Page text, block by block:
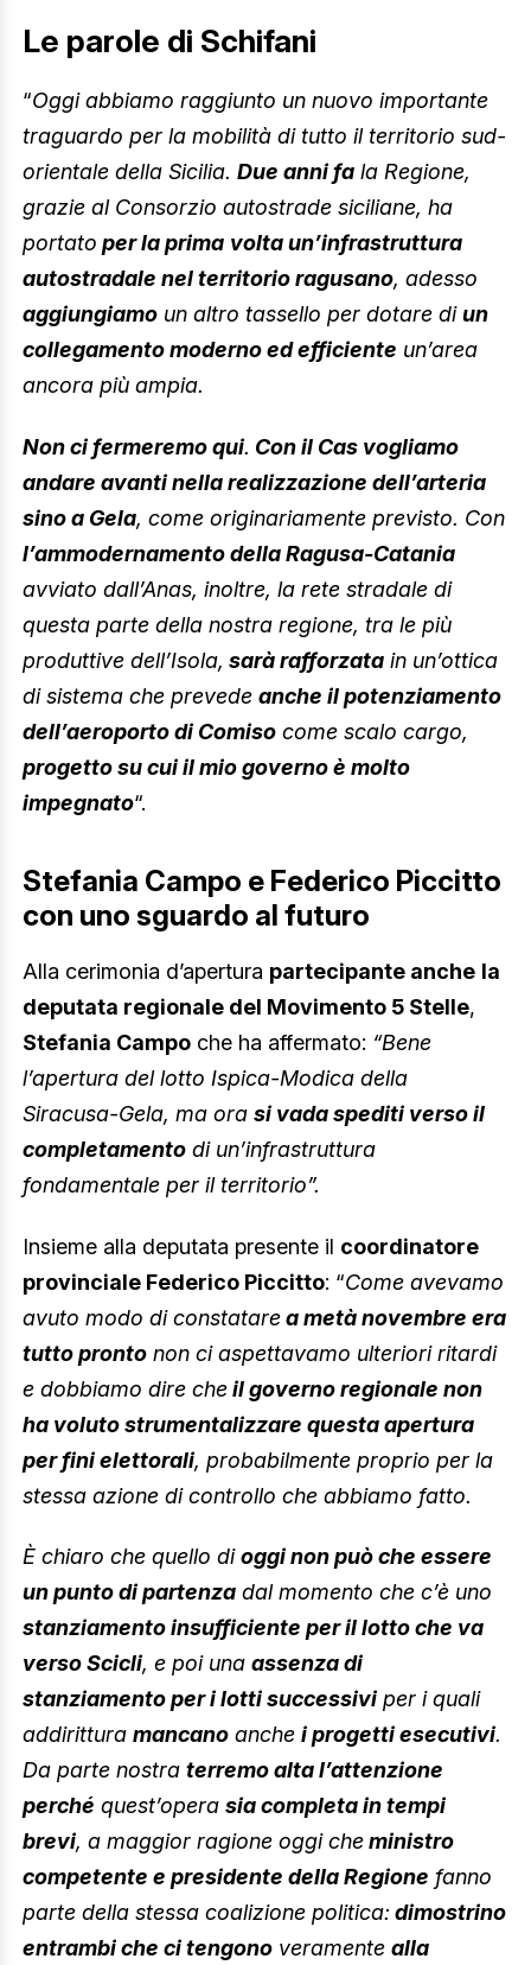
Le parole di Schifani
“Oggi abbiamo raggiunto un nuovo importante
traguardo per la mobilità di tutto il territorio sud-
orientale della Sicilia. Due anni fa la Regione,
grazie al Consorzio autostrade siciliane, ha
portato per la prima volta un’infrastruttura
autostradale nel territorio ragusano, adesso
aggiungiamo un altro tassello per dotare diun
collegamento moderno ed efficiente un’area
ancora più ampia.
Non ci fermeremo qui. Con il Cas vogliamo
andare avanti nella realizzazione dell’arteria
sino a Gela, come originariamente previsto. Con
l’ammodernamento della Ragusa-Catania
avviato dall’Anas, inoltre, la rete stradale di
questa parte della nostra regione, tra le più
produttive dell’Isola, sarà rafforzata in un’ottica
di sistema che prevede anche il potenziamento
dell’aeroporto di Comiso come scalo cargo,
progetto su cui il mio governo è molto
impegnato“.
Stefania Campo e Federico Piccitto
con uno sguardo al futuro
Alla cerimonia d’apertura partecipante anche la
deputata regionale del Movimento 5 Stelle,
Stefania Campo che ha affermato: “Bene
l’apertura del lotto Ispica-Modica della
Siracusa-Gela, ma ora si vada spediti verso il
completamento di un’infrastruttura
fondamentale per il territorio”.
Insieme alla deputata presente il coordinatore
provinciale Federico Piccitto: “Come avevamo
avuto modo di constatarea metà novembre era
tutto pronto non ci aspettavamo ulteriori ritardi
e dobbiamo dire cheil governo regionale non
ha voluto strumentalizzare questa apertura
per fini elettorali, probabilmente proprio per la
stessa azione di controllo che abbiamo fatto.
È chiaro che quello dioggi non può che essere
un punto di partenza dal momento che c’è uno
stanziamento insufficiente per il lotto che va
verso Scicli, e poi una assenza di
stanziamento per i lotti successivi per i quali
addirittura mancano anche i progetti esecutivi.
Da parte nostra terremo alta l’attenzione
perché quest’opera sia completa in tempi
brevi, a maggior ragione oggi cheministro
competente e presidente della Regione fanno
parte della stessa coalizione politica: dimostrino
entrambi che ci tengono veramente alla